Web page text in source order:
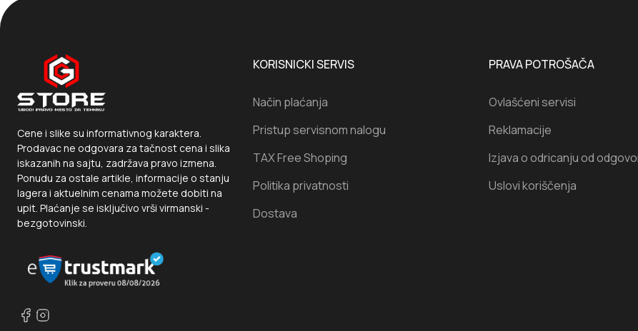
Cene i slike su informativnog karaktera.
Prodavac ne odgovara za tačnost cena i slika
iskazanih na sajtu, zadržava pravo izmena.
Ponudu za ostale artikle, informacije o stanju
lagera i aktuelnim cenama možete dobiti na
upit. Plaćanje se isključivo vrši virmanski -
bezgotovinski.
KORISNICKI SERVIS
Način plaćanja
Pristup servisnom nalogu
TAX Free Shoping
Politika privatnosti
Dostava
PRAVA POTROŠAČA
Ovlašćeni servisi
Reklamacije
Izjava o odricanju od
Uslovi koriščenja